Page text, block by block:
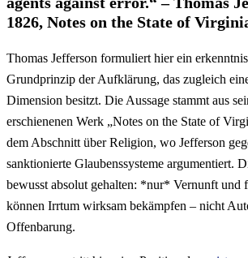
1826, Notes on the State of
Thomas Jefferson formuliert hier ein
Grundprinzip der Aufklärung, das zugleich
Dimension besitzt. Die Aussage stammt aus
erschienenen Werk „Notes on the State of
dem Abschnitt über Religion, wo Jefferson
sanktionierte Glaubenssysteme argumentiert.
bewusst absolut gehalten: *nur* Vernunft und
können Irrtum wirksam bekämpfen – nicht
Offenbarung.